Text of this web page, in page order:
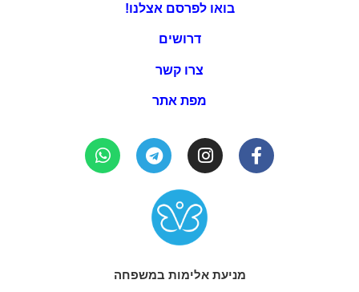
בואו לפרסם אצלנו!
דרושים
צרו קשר
מפת אתר
מניעת אלימות במשפחה